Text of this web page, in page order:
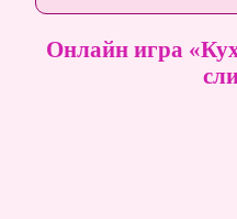
Онлайн игра